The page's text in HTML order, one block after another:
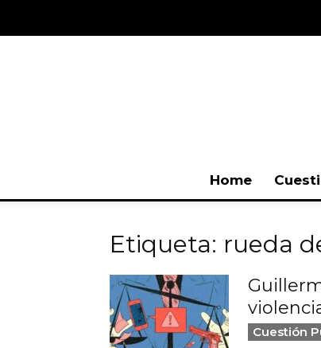
Home
Etiqueta: rueda
Cuestión